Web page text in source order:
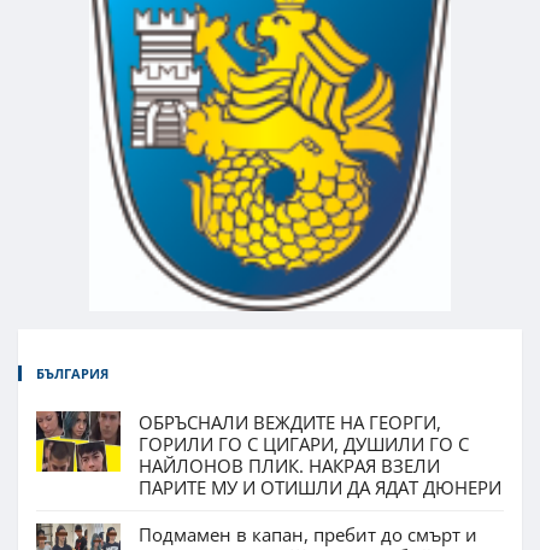
БЪЛГАРИЯ
ОБРЪСНАЛИ ВЕЖДИТЕ НА ГЕОРГИ,
ГОРИЛИ ГО С ЦИГАРИ, ДУШИЛИ ГО С
НАЙЛОНОВ ПЛИК. НАКРАЯ ВЗЕЛИ
ПАРИТЕ МУ И ОТИШЛИ ДА ЯДАТ ДЮНЕРИ
Подмамен в капан, пребит до смърт и